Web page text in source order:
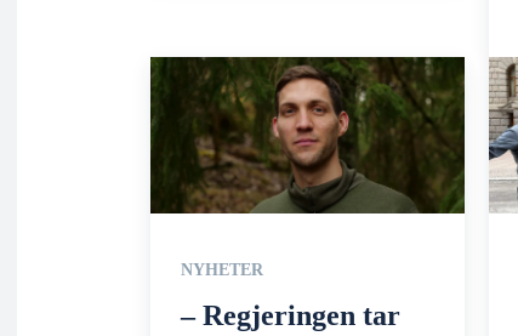
NYHETER
– Regjeringen tar